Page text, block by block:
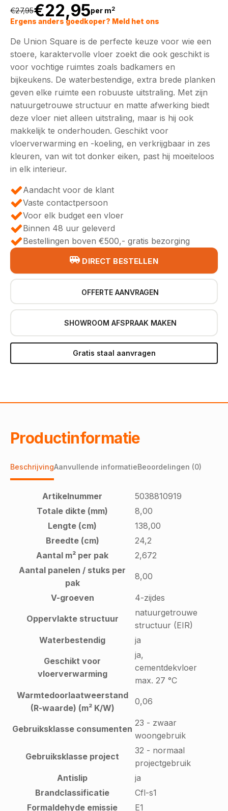
€27,95
Oorspronkelijke
prijs
was:
€27,95.
€22,95
Huidige
prijs
is:
€22,95.
per m2
Ergens anders goedkoper? Meld het ons
De Union Square is de perfecte keuze voor wie een
stoere, karaktervolle vloer zoekt die ook geschikt is
voor vochtige ruimtes zoals badkamers en
bijkeukens. De waterbestendige, extra brede planken
geven elke ruimte een robuuste uitstraling. Met zijn
natuurgetrouwe structuur en matte afwerking biedt
deze vloer niet alleen uitstraling, maar is hij ook
makkelijk te onderhouden. Geschikt voor
vloerverwarming en -koeling, en verkrijgbaar in zes
kleuren, van wit tot donker eiken, past hij moeiteloos
in elk interieur.
Aandacht voor de klant
Vaste contactpersoon
Voor elk budget een vloer
Binnen 48 uur geleverd
Bestellingen boven €500,- gratis bezorging
DIRECT BESTELLEN
OFFERTE AANVRAGEN
SHOWROOM AFSPRAAK MAKEN
Gratis staal aanvragen
Productinformatie
BeschrijvingAanvullende informatieBeoordelingen (0)
Artikelnummer
5038810919
Totale dikte (mm)
8,00
Lengte (cm)
138,00
Breedte (cm)
24,2
Aantal m² per pak
2,672
Aantal panelen / stuks per
pak
8,00
V-groeven 4-zijdes
Oppervlakte structuur
natuurgetrouwe
structuur (EIR)
Waterbestendig
ja
Geschikt voor
vloerverwarming
ja,
cementdekvloer
max. 27 °C
Warmtedoorlaatweerstand
(R-waarde) (m² K/W)
0,06
Gebruiksklasse consumenten
23 - zwaar
woongebruik
Gebruiksklasse project
32 - normaal
projectgebruik
Antislip
ja
Brandclassificatie
Cfl-s1
Formaldehyde emissie
E1